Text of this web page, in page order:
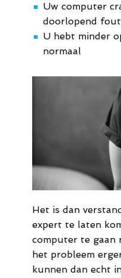
■
Uw computer
doorlopend
■
U hebt minder
normaal
Het is dan
expert te laten
computer te gaan
het probleem
kunnen dan echt